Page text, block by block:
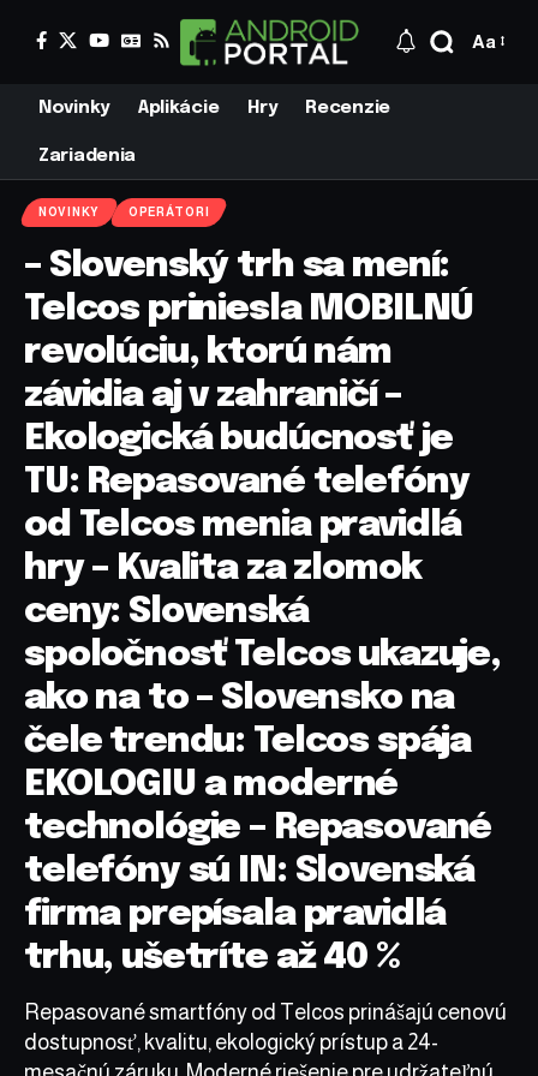
Aa
Novinky Aplikácie Hry Recenzie
Zariadenia
NOVINKY OPERÁTORI
– Slovenský trh sa mení:
Telcos priniesla MOBILNÚ
revolúciu, ktorú nám
závidia aj v zahraničí –
Ekologická budúcnosť je
TU: Repasované telefóny
od Telcos menia pravidlá
hry – Kvalita za zlomok
ceny: Slovenská
spoločnosť Telcos ukazuje,
ako na to – Slovensko na
čele trendu: Telcos spája
EKOLOGIU a moderné
technológie – Repasované
telefóny sú IN: Slovenská
firma prepísala pravidlá
trhu, ušetríte až 40 %
Repasované smartfóny od Telcos prinášajú cenovú
dostupnosť, kvalitu, ekologický prístup a 24-